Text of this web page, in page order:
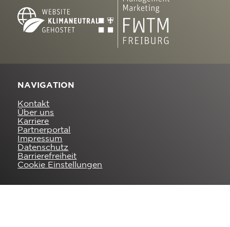
NAVIGATION
Kontakt
Über uns
Karriere
Partnerportal
Impressum
Datenschutz
Barrierefreiheit
Cookie Einstellungen